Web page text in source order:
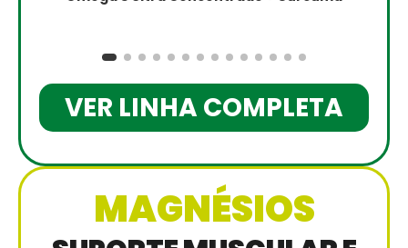
VER LINHA COMPLETA
MAGNÉSIOS